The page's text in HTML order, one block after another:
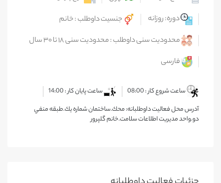
دوره: روزانه
جنسیت داوطلب : خانم
محدودیت سنی داوطلب : محدودیت سنی ۱۸ تا ۳۰ سال
فارسی
ساعت شروع کار : 08:00
ساعت پایان کار : 14:00
آدرس محل فعالیت داوطلبانه: محك.ساختمان شماره يك.طبقه منفي
دو.واحد مديريت اطلاعات سلامت.خانم گلپرور